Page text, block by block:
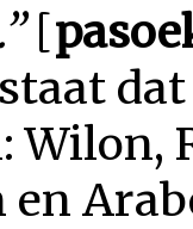
[
staat
Wilon,
en